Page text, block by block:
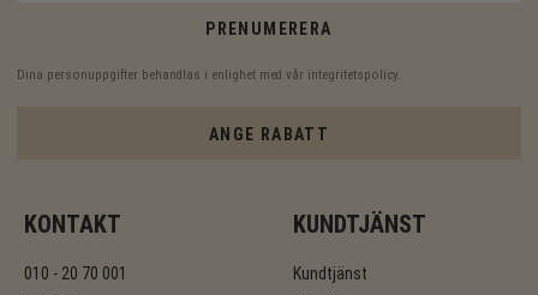
PRENUMERERA
Dina personuppgifter behandlas i enlighet med vår integritetspolicy.
ANGE RABATT
KONTAKT
010 - 20 70 001
KUNDTJÄNST
Kundtjänst